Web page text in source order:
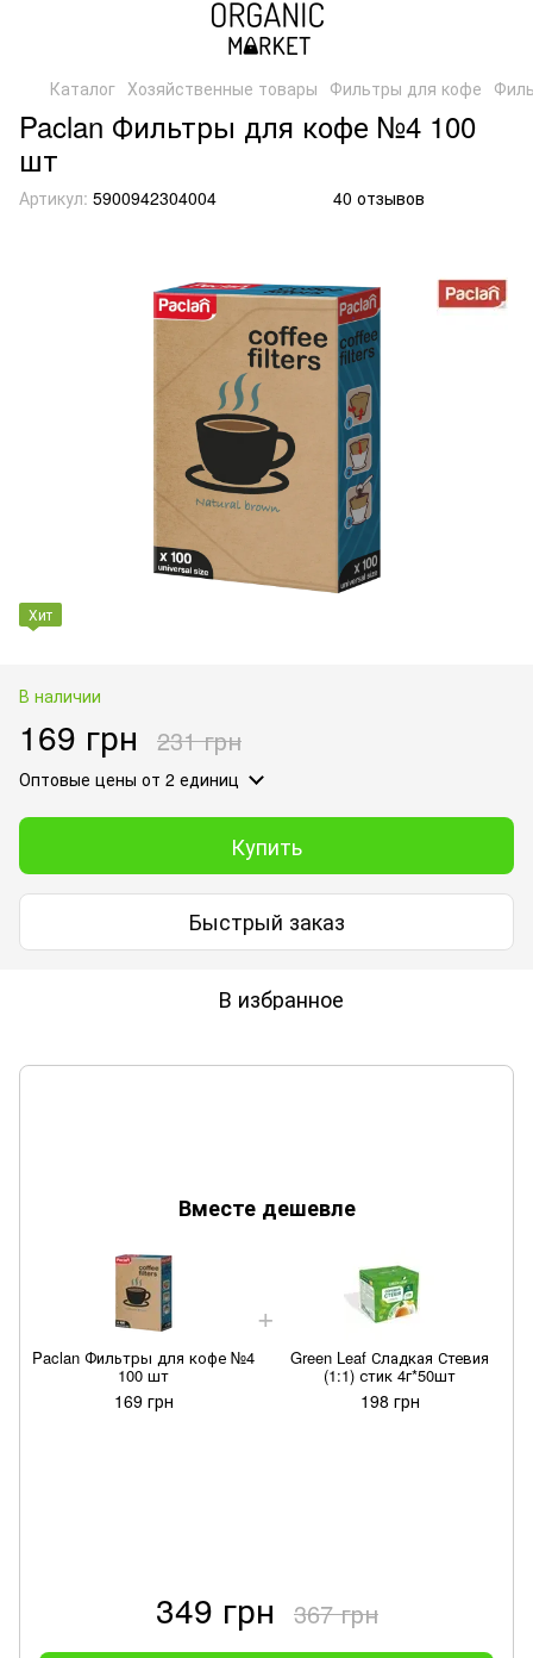
Каталог Хозяйственные товары Фильтры для кофе
Paclan Фильтры для кофе №4 100
шт
Артикул: 5900942304004 40 отзывов
Хит
В наличии
169 грн 231 грн
Оптовые цены от 2 единиц
Купить
Быстрый заказ
В избранное
Вместе дешевле
Paclan Фильтры для кофе №4
100 шт
169 грн
Green Leaf Сладкая Стевия
(1:1) стик 4г*50шт
198 грн
349 грн 367 грн